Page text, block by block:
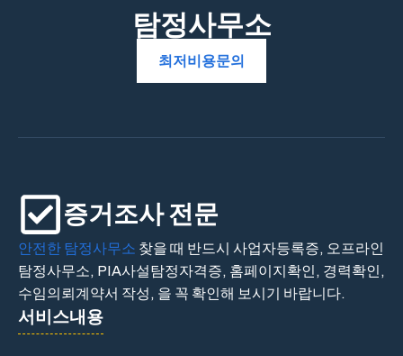
탐정사무소
최저비용문의
증거조사 전문
안전한 탐정사무소 찾을 때 반드시 사업자등록증, 오프라인
탐정사무소, PIA사설탐정자격증, 홈페이지확인, 경력확인,
수임의뢰계약서 작성, 을 꼭 확인해 보시기 바랍니다.
서비스내용